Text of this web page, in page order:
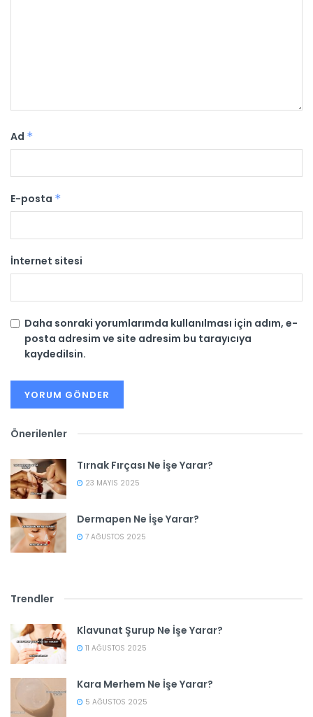
Ad *
E-posta *
İnternet sitesi
Daha sonraki yorumlarımda kullanılması için adım, e-
posta adresim ve site adresim bu tarayıcıya
kaydedilsin.
Önerilenler
Tırnak Fırçası Ne İşe Yarar?
23 MAYIS 2025
Dermapen Ne İşe Yarar?
7 AĞUSTOS 2025
Trendler
Klavunat Şurup Ne İşe Yarar?
11 AĞUSTOS 2025
Kara Merhem Ne İşe Yarar?
5 AĞUSTOS 2025